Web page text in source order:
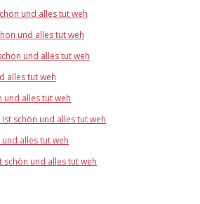
und alles tut weh
und alles tut weh
und alles tut weh
alles tut weh
und alles tut weh
ist schön und alles tut weh
und alles tut weh
schön und alles tut weh